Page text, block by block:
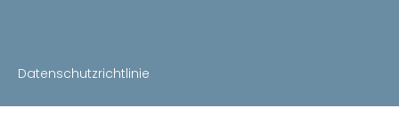
Datenschutzrichtlinie